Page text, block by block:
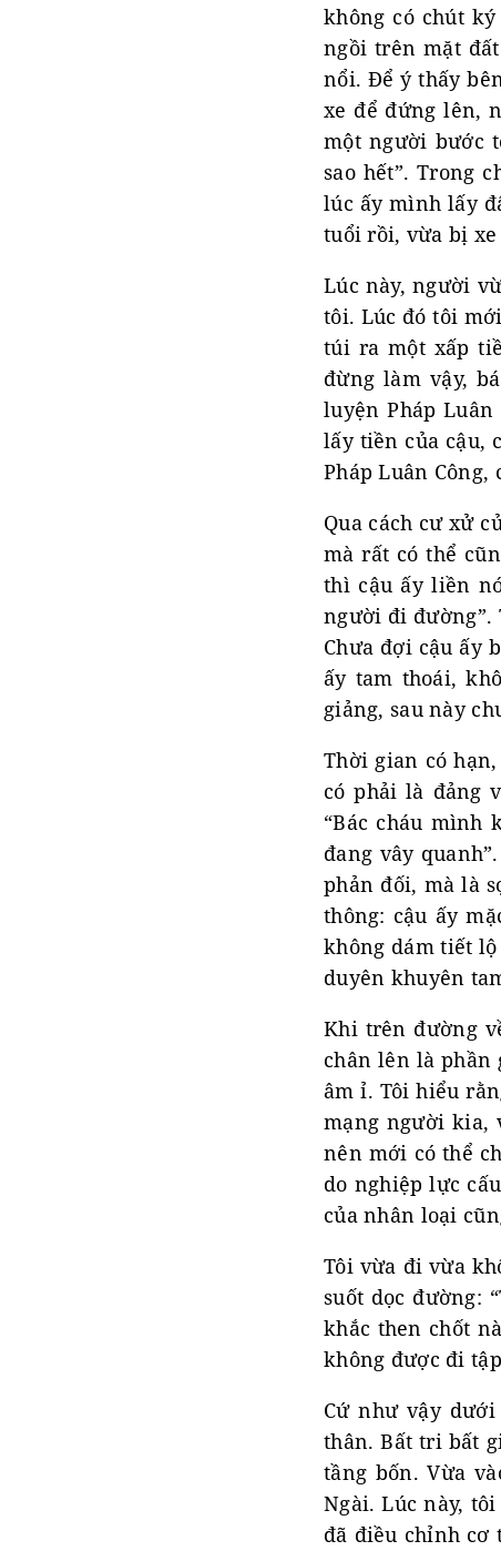
không có chút
ngồi trên mặt
nổi. Để ý thấy
xe để đứng lên,
một người bước
sao hết”. Trong
lúc ấy mình lấy
tuổi rồi, vừa bị
Lúc này, người
tôi. Lúc đó tôi
túi ra một xấp
đừng làm vậy,
luyện Pháp
lấy tiền của cậu,
Pháp Luân
Qua cách cư xử
mà rất có thể
thì cậu ấy liền
người đi đường”.
Chưa đợi cậu ấy
ấy tam thoái,
giảng, sau này
Thời gian có
có phải là đảng
“Bác cháu mình
đang vây
phản đối, mà là
thông: cậu ấy
không dám tiết
duyên khuyên
Khi trên đường
chân lên là phần
âm ỉ. Tôi hiểu
mạng người kia,
nên mới có thể
do nghiệp lực
của nhân loại
Tôi vừa đi vừa
suốt dọc đường:
khắc then chốt
không được đi
Cứ như vậy
thân. Bất tri bất
tầng bốn. Vừa
Ngài. Lúc này,
đã điều chỉnh cơ